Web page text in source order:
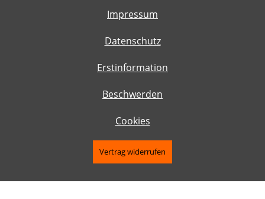
Impressum
Datenschutz
Erstinformation
Beschwerden
Cookies
Vertrag widerrufen